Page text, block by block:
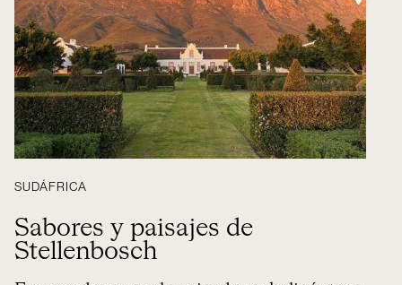
SUDÁFRICA
Sabores y paisajes de
Stellenbosch